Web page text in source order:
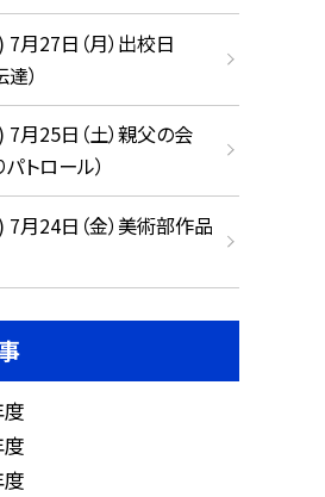
月27日（月）出校日
）
月25日（土）親父の会
パトロール）
月24日（金）美術部作品